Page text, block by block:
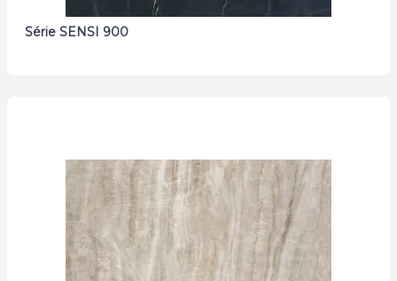
Série SENSI 900